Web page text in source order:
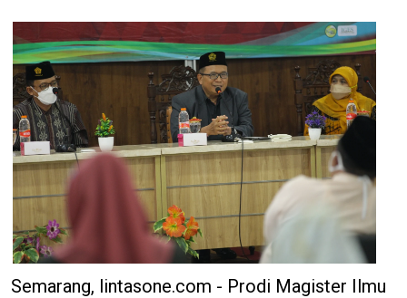
Semarang, lintasone.com - Prodi Magister Ilmu